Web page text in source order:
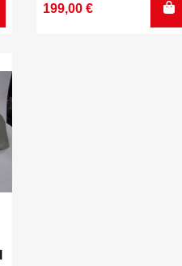
hinta
199,00 €
hinta